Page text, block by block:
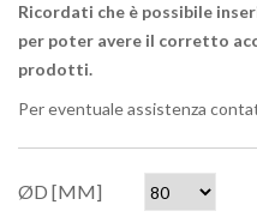
Ricordati che è possibile
per poter avere il corretto
prodotti.
Per eventuale assistenza
ØD [MM]